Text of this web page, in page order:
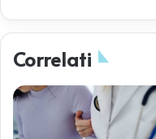
Correlati